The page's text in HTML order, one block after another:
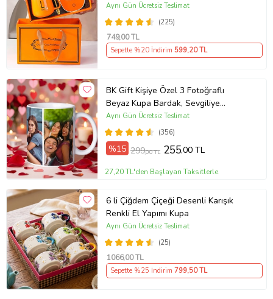
(225)
Aynı Gün Ücretsiz Teslimat
749,00 TL
Sepette %20 İndirim 599,20 TL
BK Gift Kişiye Özel 3 Fotoğraflı
Beyaz Kupa Bardak, Sevgiliye
Hediye, Arkadaşa Hediye
(356)
Aynı Gün Ücretsiz Teslimat
%15 299,00 TL 255,00 TL
27,20 TL'den Başlayan Taksitlerle
6 li Çiğdem Çiçeği Desenli Karışık
Renkli El Yapımı Kupa
(25)
Aynı Gün Ücretsiz Teslimat
1066,00 TL
Sepette %25 İndirim 799,50 TL